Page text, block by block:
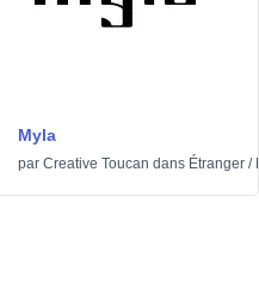
Myla
par Creative Toucan dans Étranger /